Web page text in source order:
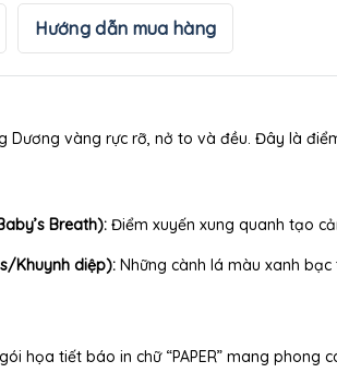
Hướng dẫn mua hàng
Dương vàng rực rỡ, nở to và đều. Đây là
Breath): Điểm xuyến xung quanh tạo
Khuynh diệp): Những cành lá màu xanh
họa tiết báo in chữ “PAPER” mang phong